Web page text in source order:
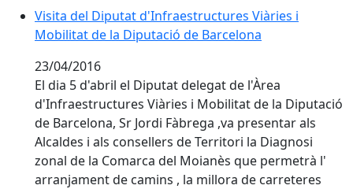
Visita del Diputat d'Infraestructures Viàries i
Mobilitat de la Diputació de Barcelona
23/04/2016
El dia 5 d'abril el Diputat delegat de l'Àrea
d'Infraestructures Viàries i Mobilitat de la Diputació
de Barcelona, Sr Jordi Fàbrega ,va presentar als
Alcaldes i als consellers de Territori la Diagnosi
zonal de la Comarca del Moianès que permetrà l'
arranjament de camins , la millora de carreteres